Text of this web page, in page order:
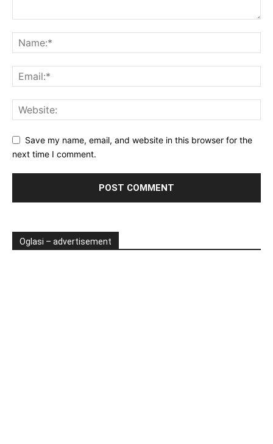
Save my name, email, and website in this browser for the
next time I comment.
Oglasi – advertisement